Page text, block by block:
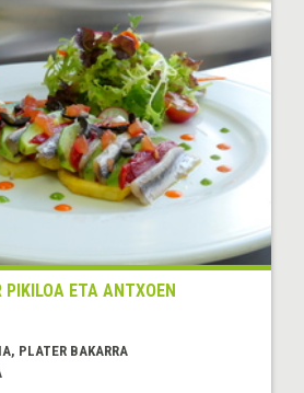
PIKILOA ETA ANTXOEN
PLATER BAKARRA